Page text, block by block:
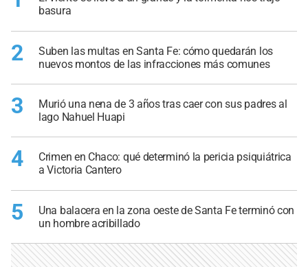
basura
2
Suben las multas en Santa Fe: cómo quedarán los
nuevos montos de las infracciones más comunes
3
Murió una nena de 3 años tras caer con sus padres al
lago Nahuel Huapi
4
Crimen en Chaco: qué determinó la pericia psiquiátrica
a Victoria Cantero
5
Una balacera en la zona oeste de Santa Fe terminó con
un hombre acribillado